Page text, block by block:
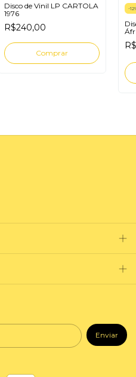
Disco de Vinil LP CARTOLA
1976
R$240,00
-12